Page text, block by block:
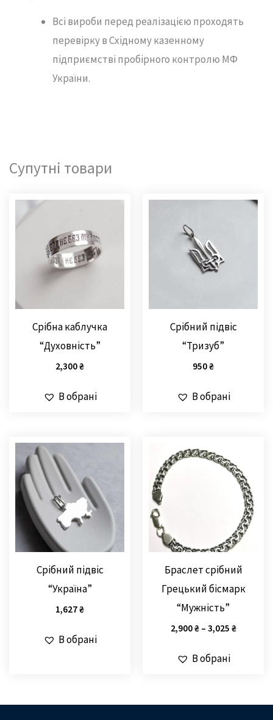
Всі вироби перед реалізацією проходять
перевірку в Східному казенному
підприємстві пробірного контролю МФ
України.
Супутні товари
Срібна каблучка
“Духовність”
2,300₴
В обрані
Срібний підвіс
“Тризуб”
950₴
В обрані
Срібний підвіс
“Україна”
1,627₴
В обрані
Браслет срібний
Грецький бісмарк
“Мужність”
2,900₴– 3,025 ₴
В обрані